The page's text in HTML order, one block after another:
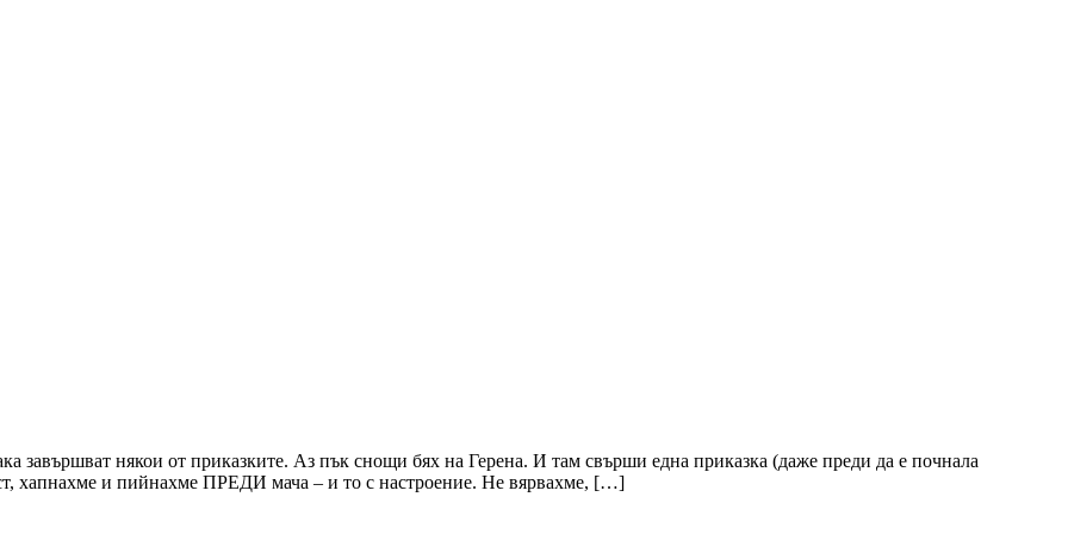
завършват някои от приказките. Аз пък снощи бях на Герена. И там свърши една приказка (даже преди да е почнала
хапнахме и пийнахме ПРЕДИ мача – и то с настроение. Не вярвахме, […]